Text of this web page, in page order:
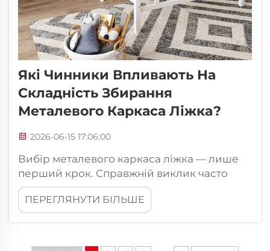
Які Чинники Впливають На
Складність Збирання
Металевого Каркаса Ліжка?
2026-06-15 17:06:00
Вибір металевого каркаса ліжка — лише
перший крок. Справжній виклик часто
виникає під час збирання, коли складність
конструкції металевого каркаса ліжка або
спрощує процес збирання, або
трудомістке завдання...
ПЕРЕГЛЯНУТИ БІЛЬШЕ